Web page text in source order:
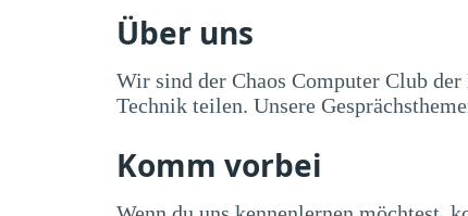
Über uns
Wir sind der Chaos Computer Club
Technik teilen. Unsere
Komm vorbei